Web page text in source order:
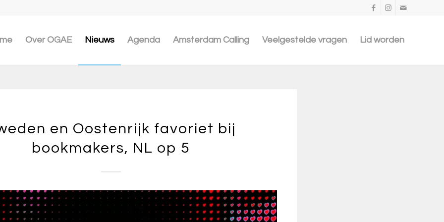
Over OGAE Nieuws Agenda Amsterdam Calling Veelgestelde vragen Lid worden
en Oostenrijk favoriet bij
bookmakers, NL op 5